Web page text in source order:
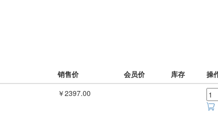
销售价 会员价 库存
操
￥2397.00